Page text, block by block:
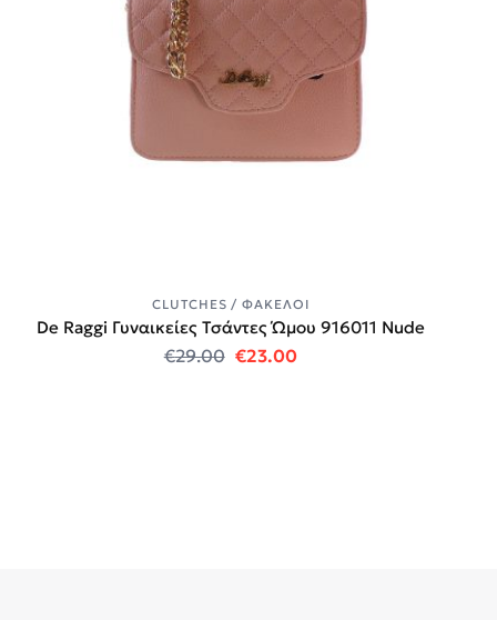
CLUTCHES / ΦΆΚΕΛΟΙ
De Raggi Γυναικείες Τσάντες Ώμου 916011 Nude
€29.00 Original price was: €29.00.
€23.00Η τρέχουσα τιμή